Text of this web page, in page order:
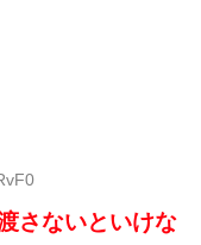
さないといけな